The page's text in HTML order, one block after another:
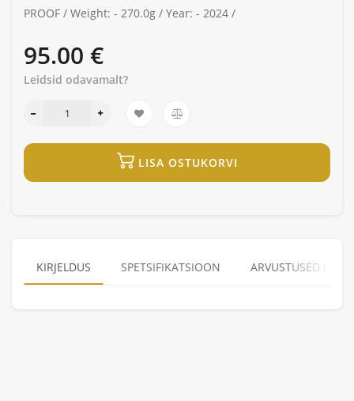
PROOF / Weight: - 270.0g / Year: - 2024 /
95.00 €
Leidsid odavamalt?
LISA OSTUKORVI
KIRJELDUS SPETSIFIKATSIOON ARVUSTUSED (0)